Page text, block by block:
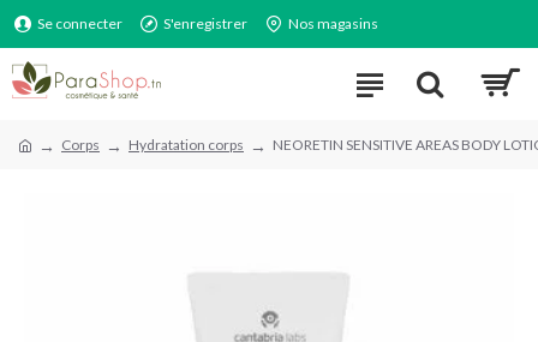
Se connecter S'enregistrer Nos magasins
Corps Hydratation corps NEORETIN SENSITIVE AREAS BODY